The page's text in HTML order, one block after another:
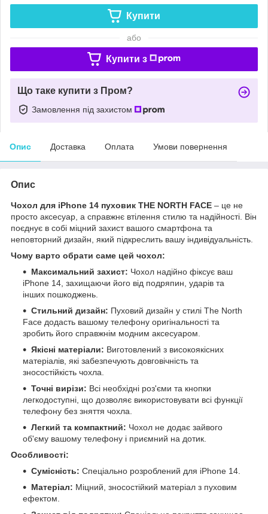
Купити
або
Купити з
Що таке купити з Пром?
Замовлення під захистом
Опис Доставка Оплата Умови повернення
Опис
Чохол для iPhone 14 пуховик THE NORTH FACE – це не
просто аксесуар, а справжнє втілення стилю та надійності. Він
поєднує в собі міцний захист вашого смартфона та
неповторний дизайн, який підкреслить вашу індивідуальність.
Чому варто обрати саме цей чохол:
Максимальний захист: Чохол надійно фіксує ваш
iPhone 14, захищаючи його від подряпин, ударів та
інших пошкоджень.
Стильний дизайн: Пуховий дизайн у стилі The North
Face додасть вашому телефону оригінальності та
зробить його справжнім модним аксесуаром.
Якісні матеріали: Виготовлений з високоякісних
матеріалів, які забезпечують довговічність та
зносостійкість чохла.
Точні вирізи: Всі необхідні роз'єми та кнопки
легкодоступні, що дозволяє використовувати всі функції
телефону без зняття чохла.
Легкий та компактний: Чохол не додає зайвого
об'єму вашому телефону і приємний на дотик.
Особливості:
Сумісність: Спеціально розроблений для iPhone 14.
Матеріал: Міцний, зносостійкий матеріал з пуховим
ефектом.